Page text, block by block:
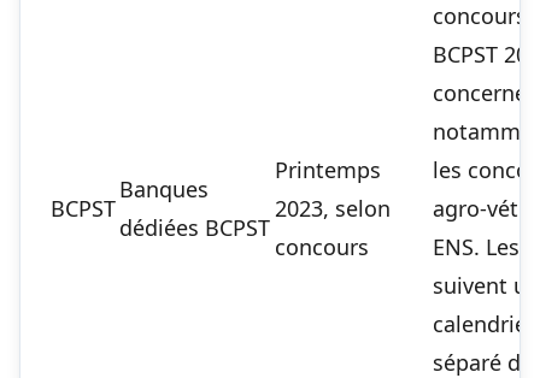
BCPST
Banques
dédiées BCPST
Printemps
2023, selon
concours
concours
BCPST
les
agro-véto
ENS. Les
suivent un
calendrier
séparé